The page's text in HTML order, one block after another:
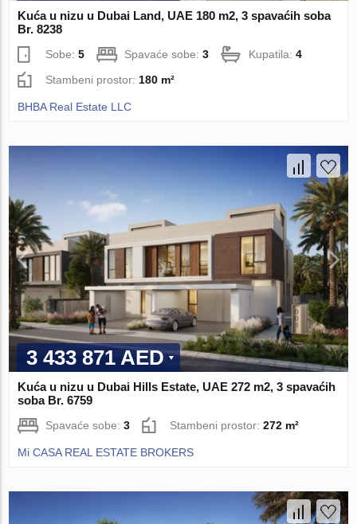
Kuća u nizu u Dubai Land, UAE 180 m2, 3 spavaćih soba
Br. 8238
Sobe:5 Spavaće sobe:3 Kupatila:4
Stambeni prostor:180 m²
BHBA Real Estate LLC
3 433 871 AED
Kuća u nizu u Dubai Hills Estate, UAE 272 m2, 3 spavaćih
soba Br. 6759
Spavaće sobe:3 Stambeni prostor:272 m²
Mi CASA REAL ESTATE BROKERS